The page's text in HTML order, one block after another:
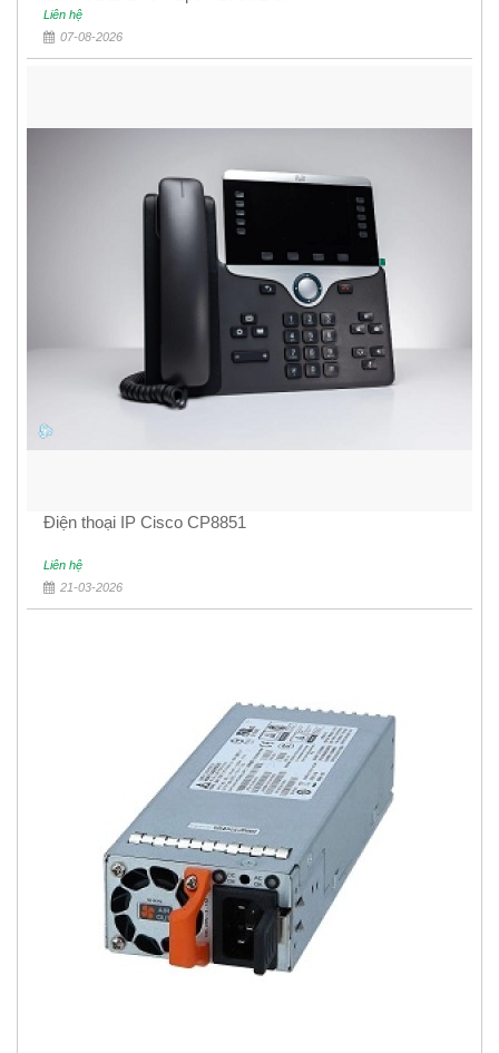
Liên hệ
07-08-2026
Điện thoại IP Cisco CP8851
Liên hệ
21-03-2026